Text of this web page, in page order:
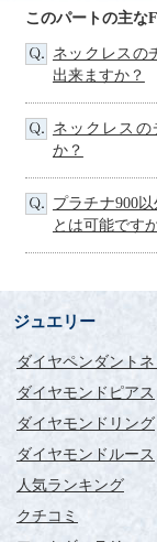
このパートの主な
ネックレスの
出来ますか？
ネックレス
か？
プラチナ900
とは可能です
ジュエリー
ダイヤペンダント
ダイヤモンドピアス
ダイヤモンドリング
ダイヤモンドルース
人気ランキング
クチコミ